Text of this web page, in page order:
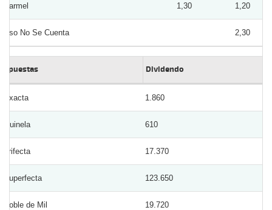
Karmel 1,30 1,20
Eso No Se Cuenta 2,30
Apuestas Dividendo
Exacta 1.860
Quinela 610
Trifecta 17.370
Superfecta 123.650
Doble de Mil 19.720